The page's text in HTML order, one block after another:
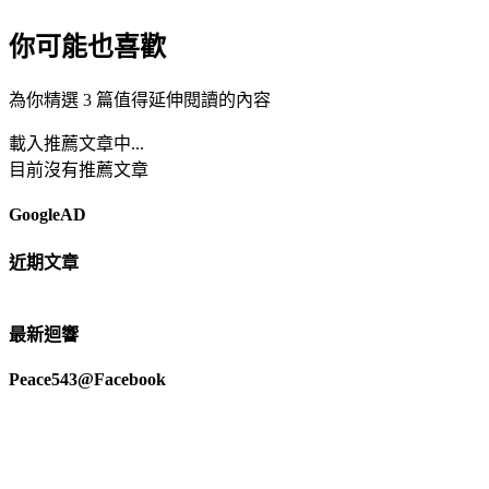
你可能也喜歡
為你精選 3 篇值得延伸閱讀的內容
載入推薦文章中...
目前沒有推薦文章
GoogleAD
近期文章
最新迴響
Peace543@Facebook